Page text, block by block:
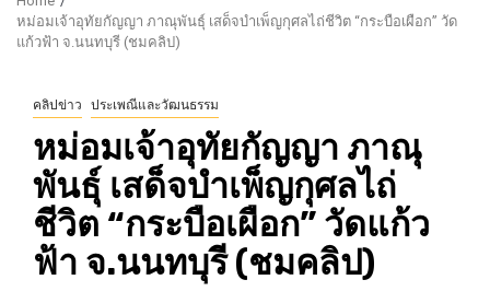
หม่อมเจ้าอุทัยกัญญา ภาณุพันธุ์ เสด็จบำเพ็ญกุศลไถ่ชีวิต “กระบือเผือก” วัด
แก้วฟ้า จ.นนทบุรี (ชมคลิป)
คลิปข่าว ประเพณีและวัฒนธรรม
หม่อมเจ้าอุทัยกัญญา ภาณุ
พันธุ์ เสด็จบำเพ็ญกุศลไถ่
ชีวิต “กระบือเผือก” วัดแก้ว
ฟ้า จ.นนทบุรี (ชมคลิป)